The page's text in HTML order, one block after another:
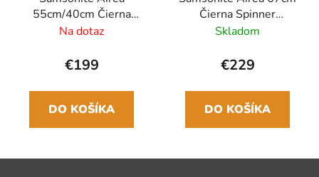
55cm/40cm Čierna
Spinner
Na dotaz
€199
DO KOŠÍKA
Čierna Spinner
rozšíriteľný
Skladom
€229
DO KOŠÍKA